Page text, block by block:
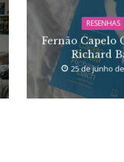
RESENHAS
Fernão Capelo
Richard
25 de junho